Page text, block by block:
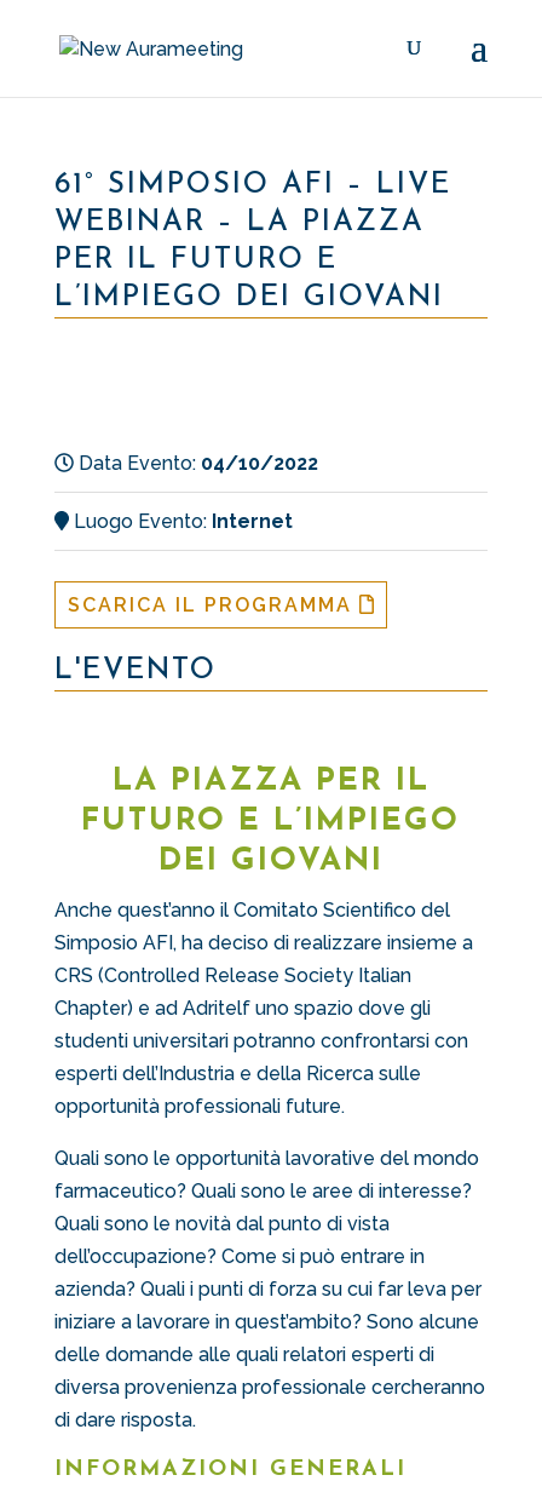
61° SIMPOSIO AFI – LIVE
WEBINAR – LA PIAZZA
PER IL FUTURO E
L’IMPIEGO DEI GIOVANI
Data Evento: 04/10/2022
Luogo Evento: Internet
SCARICA IL PROGRAMMA
L'EVENTO
LA PIAZZA PER IL
FUTURO E L’IMPIEGO
DEI GIOVANI
Anche quest’annoil Comitato Scientifico del
Simposio AFI, ha deciso di realizzare insieme a
CRS (Controlled Release Society Italian
Chapter) e ad Adritelf uno spazio dove gli
studenti universitari potranno confrontarsi con
esperti dell’Industria e della Ricerca sulle
opportunità professionali future.
Quali sono le opportunità lavorative del mondo
farmaceutico? Quali sono le aree di interesse?
Quali sono le novità dal punto di vista
dell’occupazione? Come si può entrare in
azienda? Quali i punti di forza su cui far leva per
iniziare a lavorare in quest’ambito? Sono alcune
delle domande alle quali relatori esperti di
diversa provenienza professionale cercheranno
di dare risposta.
INFORMAZIONI GENERALI